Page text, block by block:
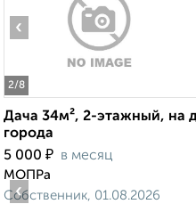
2/8
‹
Дача 34м², 2-этажный, на
города
5 000 ₽ в месяц
МОПРа
Собственник, 01.08.2026
‹